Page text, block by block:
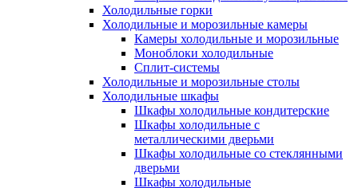
Холодильные горки
Холодильные и морозильные камеры
Камеры холодильные и морозильные
Моноблоки холодильные
Сплит-системы
Холодильные и морозильные столы
Холодильные шкафы
Шкафы холодильные кондитерские
Шкафы холодильные с
металлическими дверьми
Шкафы холодильные со стеклянными
дверьми
Шкафы холодильные